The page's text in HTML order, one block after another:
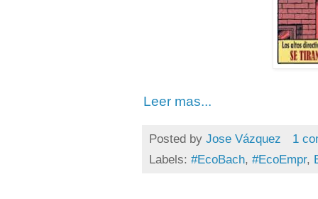
Leer mas...
Posted by Jose Vázquez
1
Labels: #EcoBach, #EcoEmpr,